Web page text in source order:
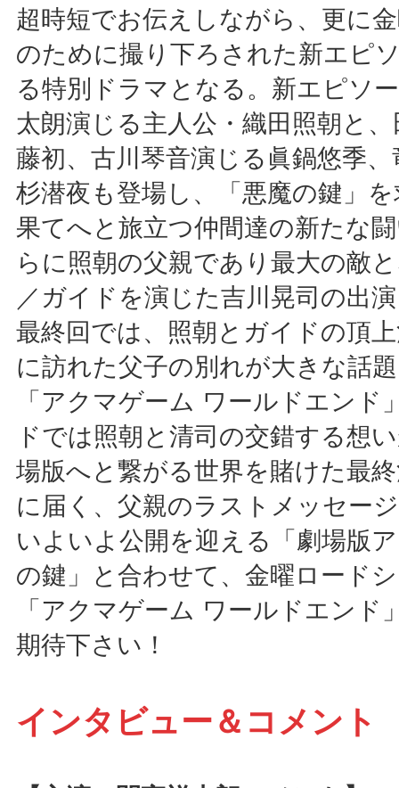
超時短でお伝えしながら、更に
のために撮り下ろされた新エピ
る特別ドラマとなる。新エピソ
太朗演じる主人公・織田照朝と
藤初、古川琴音演じる眞鍋悠季
杉潜夜も登場し、「悪魔の鍵」
果てへと旅立つ仲間達の新たな
らに照朝の父親であり最大の敵
／ガイドを演じた吉川晃司の出
最終回では、照朝とガイドの頂
に訪れた父子の別れが大きな話
「アクマゲーム ワールドエンド
ドでは照朝と清司の交錯する想
場版へと繋がる世界を賭けた最
に届く、父親のラストメッセー
いよいよ公開を迎える「劇場版
の鍵」と合わせて、金曜ロード
「アクマゲーム ワールドエンド
期待下さい！
インタビュー＆コメント